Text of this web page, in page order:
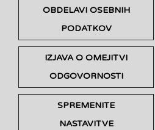
OBDELAVI OSEBNIH
PODATKOV
IZJAVA O OMEJITVI
ODGOVORNOSTI
SPREMENITE
NASTAVITVE